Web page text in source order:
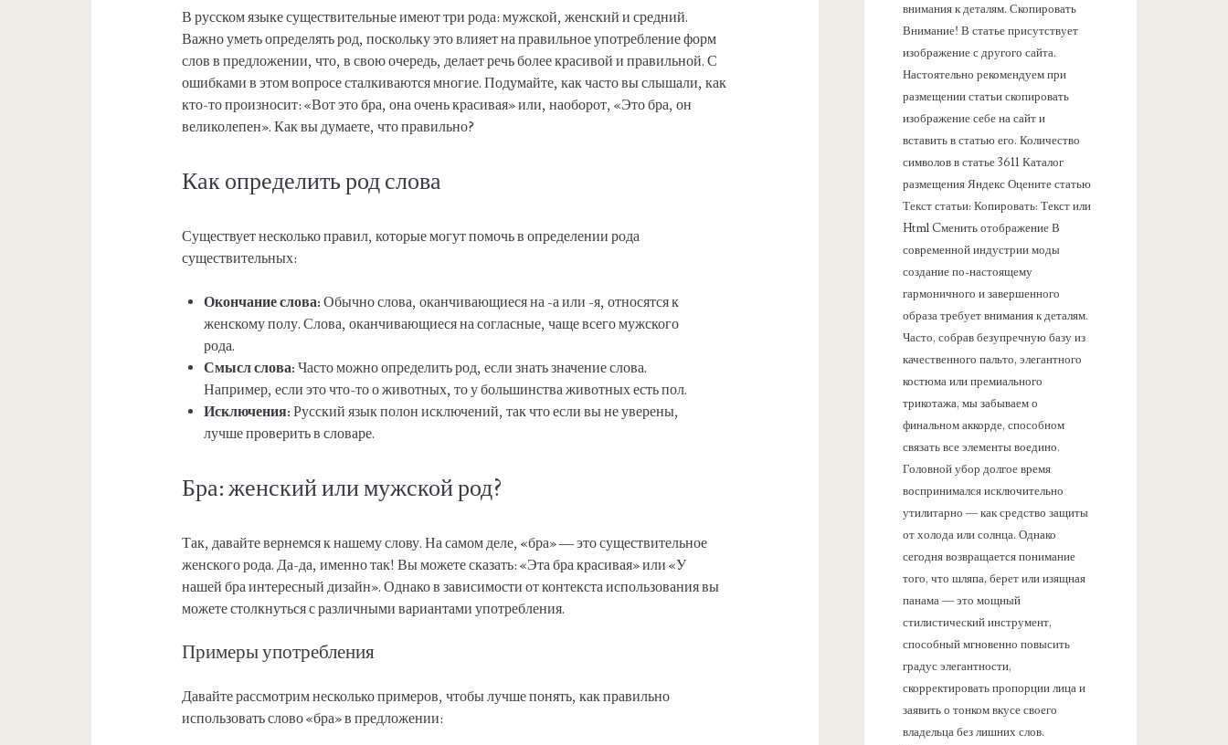
В русском языке существительные имеют три рода: мужской, женский и средний.
Важно уметь определять род, поскольку это влияет на правильное употребление форм
слов в предложении, что, в свою очередь, делает речь более красивой и правильной. С
ошибками в этом вопросе сталкиваются многие. Подумайте, как часто вы слышали, как
кто-то произносит: «Вот это бра, она очень красивая» или, наоборот, «Это бра, он
великолепен». Как вы думаете, что правильно?
Как определить род слова
Существует несколько правил, которые могут помочь в определении рода
существительных:
Окончание слова: Обычно слова, оканчивающиеся на -а или -я, относятся к
женскому полу. Слова, оканчивающиеся на согласные, чаще всего мужского
рода.
Смысл слова: Часто можно определить род, если знать значение слова.
Например, если это что-то о животных, то у большинства животных есть пол.
Исключения:Русский язык полон исключений, так что если вы не уверены,
лучше проверить в словаре.
Бра: женский или мужской род?
Так, давайте вернемся к нашему слову. На самом деле, «бра» — это существительное
женского рода. Да-да, именно так! Вы можете сказать: «Эта бра красивая» или «У
нашей бра интересный дизайн». Однако в зависимости от контекста использования вы
можете столкнуться с различными вариантами употребления.
Примеры употребления
Давайте рассмотрим несколько примеров, чтобы лучше понять, как правильно
использовать слово «бра» в предложении:
внимания к деталям. Скопировать
Внимание! В статье присутствует
изображение с другого сайта.
Настоятельно рекомендуем при
размещении статьи скопировать
изображение себе на сайт и
вставить в статью его. Количество
символов в статье 3611 Каталог
размещения Яндекс Оцените статью
Текст статьи: Копировать: Текст или
Html Cменить отображение В
современной индустрии моды
создание по-настоящему
гармоничного и завершенного
образа требует внимания к деталям.
Часто, собрав безупречную базу из
качественного пальто, элегантного
костюма или премиального
трикотажа, мы забываем о
финальном аккорде, способном
связать все элементы воедино.
Головной убор долгое время
воспринимался исключительно
утилитарно — как средство защиты
от холода или солнца. Однако
сегодня возвращается понимание
того, что шляпа, берет или изящная
панама — это мощный
стилистический инструмент,
способный мгновенно повысить
градус элегантности,
скорректировать пропорции лица и
заявить о тонком вкусе своего
владельца без лишних слов.